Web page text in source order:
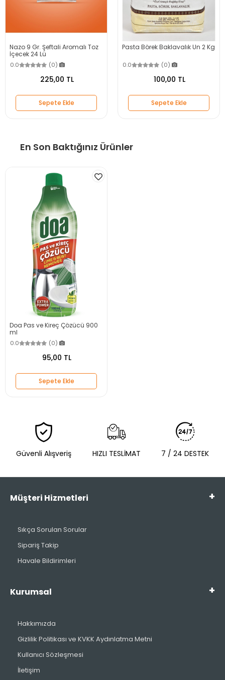
Nazo 9 Gr. Şeftali Aromalı Toz
İçecek 24 Lü
0.0 (0)
225,00 TL
Sepete Ekle
Pasta Börek Baklavalık Un 2 Kg
0.0 (0)
100,00 TL
Sepete Ekle
En Son Baktığınız Ürünler
Doa Pas ve Kireç Çözücü 900
ml
0.0 (0)
95,00 TL
Sepete Ekle
Güvenli Alışveriş HIZLI TESLİMAT 7 / 24 DESTEK
Müşteri Hizmetleri
Sıkça Sorulan Sorular
Sipariş Takip
Havale Bildirimleri
Kurumsal
Hakkımızda
Gizlilik Politikası ve KVKK Aydınlatma Metni
Kullanıcı Sözleşmesi
İletişim